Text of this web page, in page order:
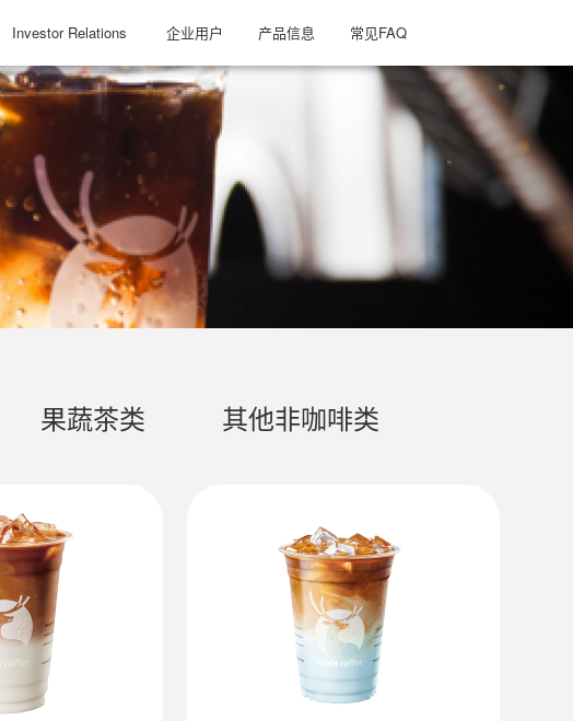
常见FAQ
产品信息
企业用户
Investor Relations
果蔬茶类 其他非咖啡类